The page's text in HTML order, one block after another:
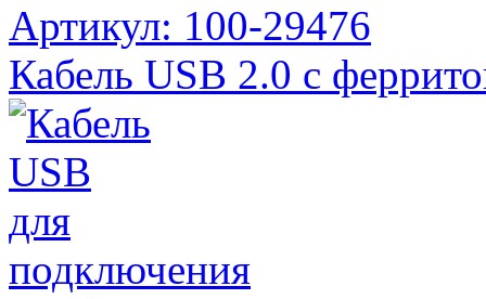
Артикул: 100-29476
Кабель USB 2.0 с